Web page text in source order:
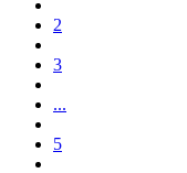
2
3
...
5